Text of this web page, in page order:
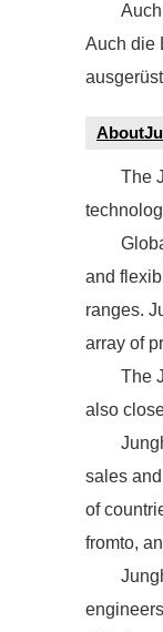
Auch die
The
and
ranges.
array of
The
also
sales
of
fromto,